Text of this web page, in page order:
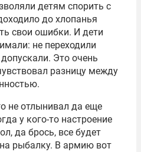
детям спорить с
до хлопанья
свои ошибки. И дети
не переходили
Это очень
разницу между
не отлынивал да еще
у кого-то настроение
да брось, все будет
рыбалку. В армию вот